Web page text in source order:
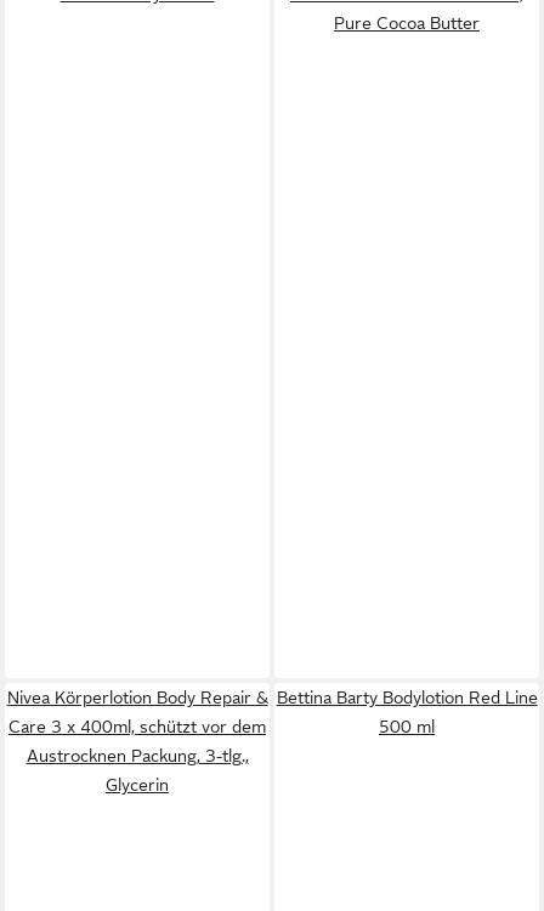
Pure Cocoa Butter
Nivea Körperlotion Body Repair &
Care 3 x 400ml, schützt vor dem
Austrocknen Packung, 3-tlg.,
Glycerin
Bettina Barty Bodylotion Red Line
500 ml